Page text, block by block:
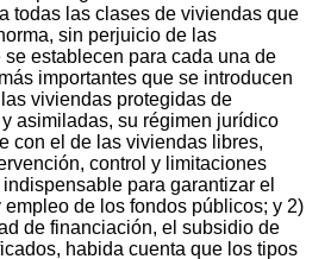
todas las clases de viviendas que
sin perjuicio de las
establecen para cada una de
importantes que se introducen
viviendas protegidas de
asimiladas, su régimen jurídico
con el de las viviendas libres,
control y limitaciones
para garantizar el
de los fondos públicos; y 2)
de financiación, el subsidio de
habida cuenta que los tipos